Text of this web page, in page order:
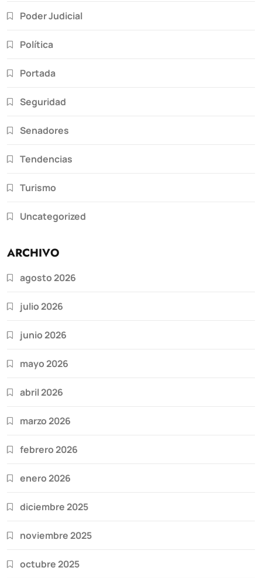
Poder Judicial
Política
Portada
Seguridad
Senadores
Tendencias
Turismo
Uncategorized
ARCHIVO
agosto 2026
julio 2026
junio 2026
mayo 2026
abril 2026
marzo 2026
febrero 2026
enero 2026
diciembre 2025
noviembre 2025
octubre 2025